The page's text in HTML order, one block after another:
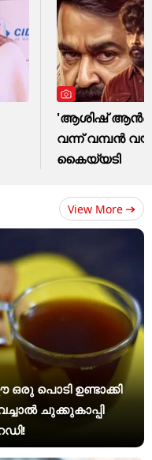
'ആശിഷ്
വന്ന് വമ്പൻ
കൈയ്യടി
View More
പൊടി ഉണ്ടാക്കി
ചുക്കുകാപ്പി